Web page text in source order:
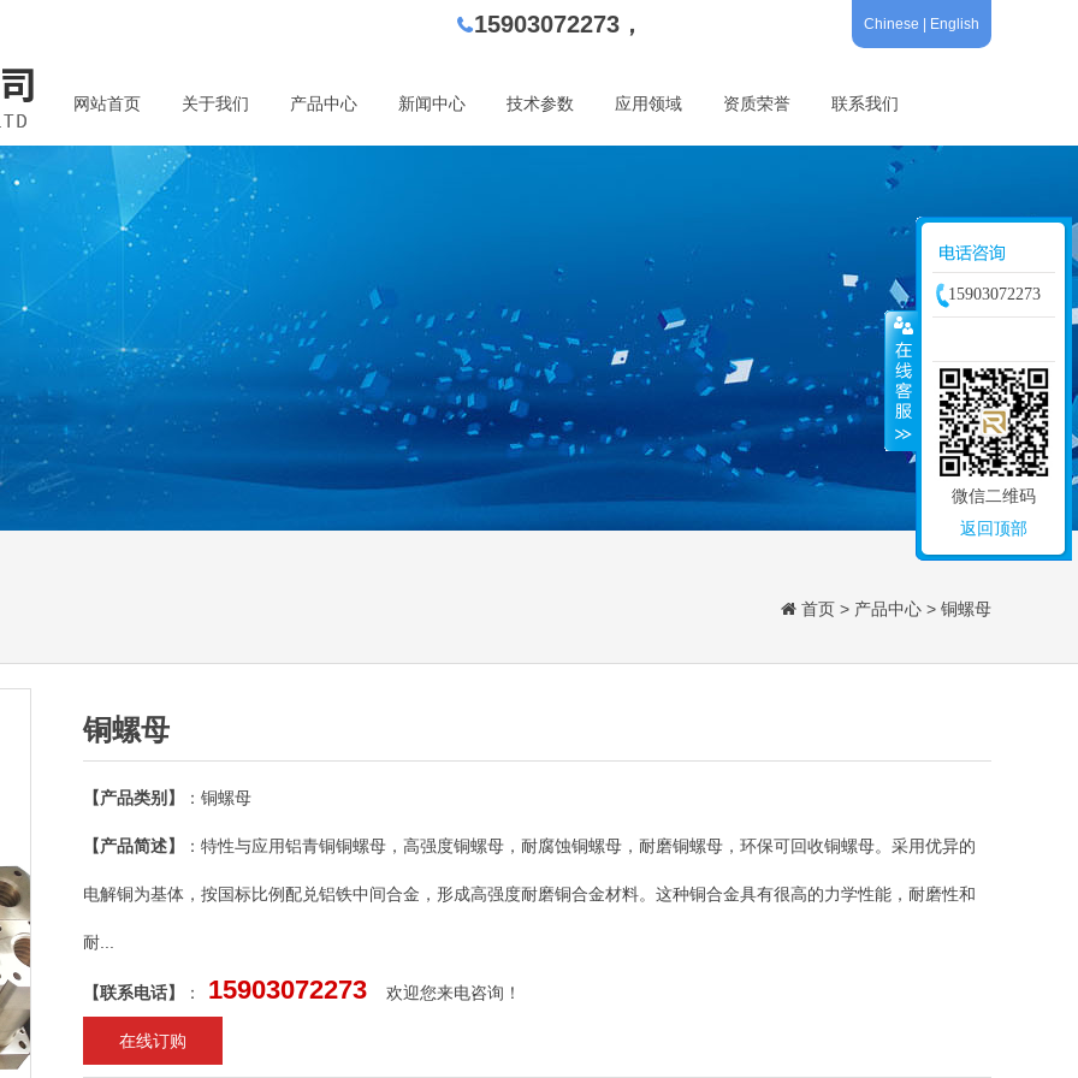
15903072273， Chinese English
网站首页 关于我们 产品中心 新闻中心 技术参数 应用领域 资质荣誉 联系我们
首页 > 产品中心 > 铜螺母
铜螺母
【产品类别】 ：铜螺母
【产品简述】 ：特性与应用铝青铜铜螺母，高强度铜螺母，耐腐蚀铜螺母，耐磨铜螺母，环保可回收铜螺母。采用优异的
电解铜为基体，按国标比例配兑铝铁中间合金，形成高强度耐磨铜合金材料。这种铜合金具有很高的力学性能，耐磨性和
耐...
【联系电话】 ： 15903072273 欢迎您来电咨询！
在线订购
15903072273
微信二维码
返回顶部